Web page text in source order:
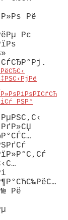
Рё
Рє
РЅР°
Рё